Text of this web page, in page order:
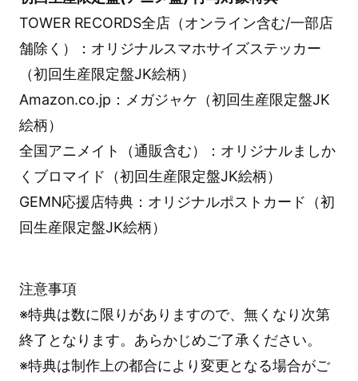
TOWER RECORDS全店（オンライン含む/一部店
舗除く）：オリジナルスマホサイズステッカー
（初回生産限定盤JK絵柄）
Amazon.co.jp：メガジャケ（初回生産限定盤JK
絵柄）
全国アニメイト（通販含む）：オリジナルましか
くブロマイド（初回生産限定盤JK絵柄）
GEMN応援店特典：オリジナルポストカード（初
回生産限定盤JK絵柄）
注意事項
※特典は数に限りがありますので、無くなり次第
終了となります。あらかじめご了承ください。
※特典は制作上の都合により変更となる場合がご